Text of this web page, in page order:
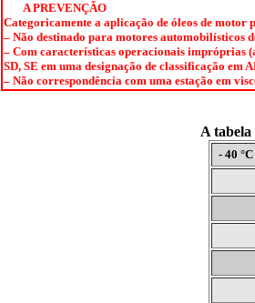
A PREVENÇÃO
Categoricamente a aplicação de óleos de motor
– Não destinado para motores automobilísticos
– Com características operacionais impróprias
SD, SE em uma designação de classificação em
– Não correspondência com uma estação em
A tabela
- 40 °C